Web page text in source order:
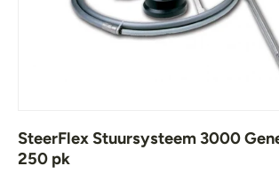
SteerFlex Stuursysteem 3000
250 pk